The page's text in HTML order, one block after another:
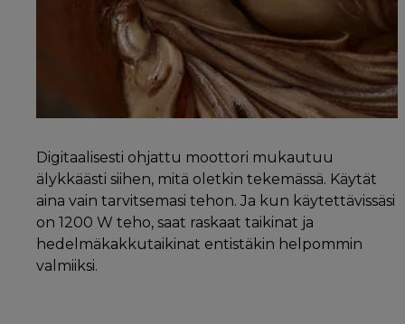
Digitaalisesti ohjattu moottori mukautuu
älykkäästi siihen, mitä oletkin tekemässä. Käytät
aina vain tarvitsemasi tehon. Ja kun käytettävissäsi
on 1200 W teho, saat raskaat taikinat ja
hedelmäkakkutaikinat entistäkin helpommin
valmiiksi.